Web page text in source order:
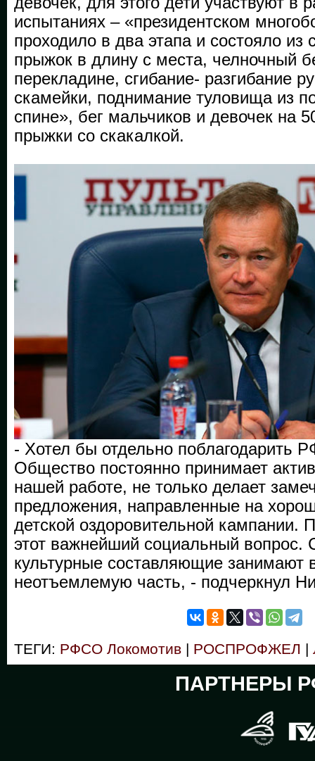
испытаниях – «президентском
проходило в два этапа и состояло
прыжок в длину с места, челночный
перекладине, сгибание- разгибание
скамейки, поднимание туловища из
спине», бег мальчиков и девочек на
прыжки со скакалкой.
- Хотел бы отдельно поблагодарить
Общество постоянно принимает
нашей работе, не только делает
предложения, направленные на
детской оздоровительной кампании.
этот важнейший социальный вопрос.
культурные составляющие занимают
неотъемлемую часть, - подчеркнул
ТЕГИ: РФСО Локомотив | РОСПРОФЖЕЛ |
ПАРТНЕРЫ